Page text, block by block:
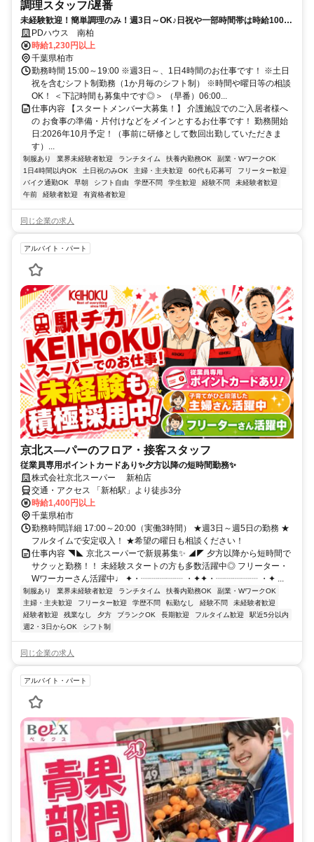
調理スタッフ/遅番
未経験歓迎！簡単調理のみ！週3日～OK♪日祝や一部時間帯は時給100円
UP♪PDハウス 南柏
時給1,230円以上
千葉県柏市
勤務時間 15:00～19:00 ※週3日～、1日4時間のお仕事です！ ※土日
祝を含むシフト制勤務（1か月毎のシフト制） ※時間や曜日等の相談
OK！ ＜下記時間も募集中です◎＞ （早番）06:00...
仕事内容 【スタートメンバー大募集！】 介護施設でのご入居者様へ
の お食事の準備・片付けなどをメインとするお仕事です！ 勤務開始
日:2026年10月予定！（事前に研修として数回出勤していただきま
す）...
制服あり 業界未経験者歓迎 ランチタイム 扶養内勤務OK
副業・WワークOK
1日4時間以内OK
土日祝のみOK 主婦・主夫歓迎 60代も応募可
フリーター歓迎
バイク通勤OK
早朝 シフト自由 学歴不問 学生歓迎 経験不問
未経験者歓迎
午前
経験者歓迎 有資格者歓迎
同じ企業の求人
アルバイト・パート
京北ス―パーのフロア・接客スタッフ
従業員専用ポイントカードあり✨夕方以降の短時間勤務✨
株式会社京北スーパー 新柏店
交通・アクセス 「新柏駅」より徒歩3分
時給1,400円以上
千葉県柏市
勤務時間詳細 17:00～20:00（実働3時間） ★週3日～週5日の勤務 ★
フルタイムで安定収入！ ★希望の曜日も相談ください！
仕事内容 ◥◣ 京北スーパーで新規募集✨ ◢◤ 夕方以降から短時間で
サクッと勤務！！ 未経験スタートの方も多数活躍中◎ フリーター・
Wワーカーさん活躍中♩ ✦・┈┈┈┈┈ ・✦✦・┈┈┈┈┈ ・✦ ...
制服あり 業界未経験者歓迎 ランチタイム 扶養内勤務OK
副業・WワークOK
主婦・主夫歓迎
フリーター歓迎 学歴不問 転勤なし 経験不問
未経験者歓迎
経験者歓迎
残業なし 夕方 ブランクOK 長期歓迎 フルタイム歓迎
駅近5分以内
週2・3日からOK
シフト制
同じ企業の求人
アルバイト・パート